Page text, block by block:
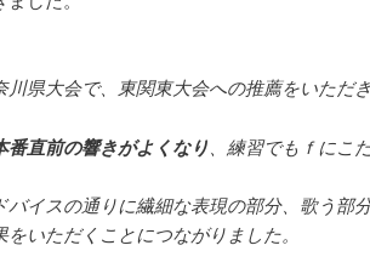
川県大会で、東関東大会への推薦をいただき
番直前の響きがよくなり 、練習でもｆにこ
バイスの通りに繊細な表現の部分、歌う部
いただくことにつながりました。